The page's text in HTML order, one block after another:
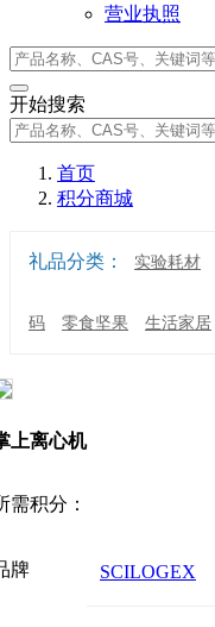
营业执照
开始搜索
首页
积分商城
礼品分类： 实验耗材
码 零食坚果 生活家居
上离心机
需积分：
牌 SCILOGEX